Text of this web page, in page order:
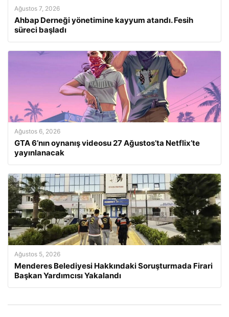
Ağustos 7, 2026
Ahbap Derneği yönetimine kayyum atandı. Fesih
süreci başladı
Ağustos 6, 2026
GTA 6’nın oynanış videosu 27 Ağustos’ta Netflix’te
yayınlanacak
Ağustos 5, 2026
Menderes Belediyesi Hakkındaki Soruşturmada Firari
Başkan Yardımcısı Yakalandı